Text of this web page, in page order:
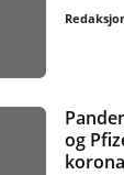
og